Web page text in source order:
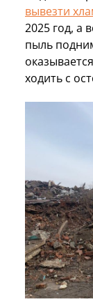
вывезти
2025 год, а
пыль
ходить с